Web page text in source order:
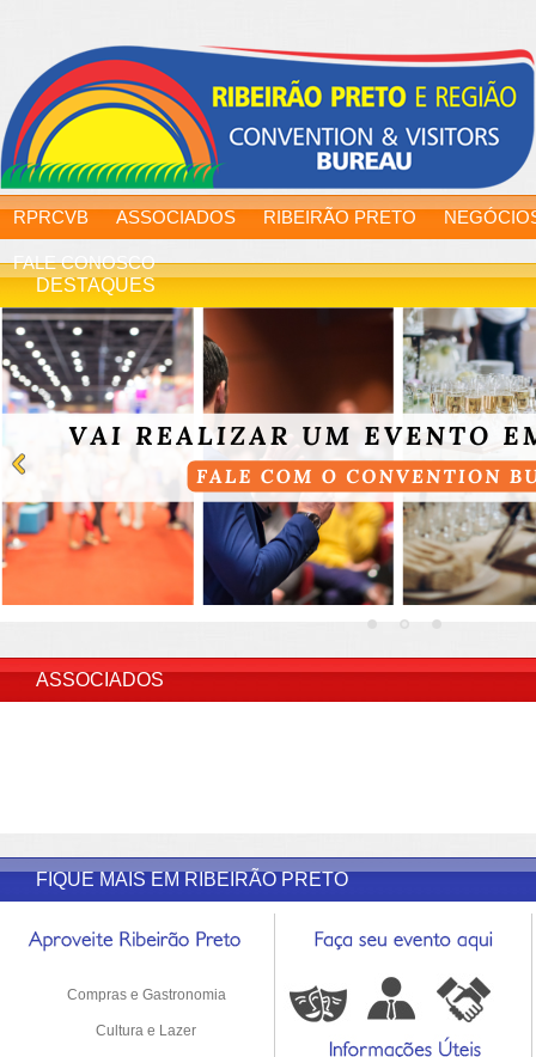
RPRCVB ASSOCIADOS RIBEIRÃO PRETO
FALE CONOSCO
DESTAQUES
ASSOCIADOS
FIQUE MAIS EM RIBEIRÃO PRETO
Compras e Gastronomia
Cultura e Lazer